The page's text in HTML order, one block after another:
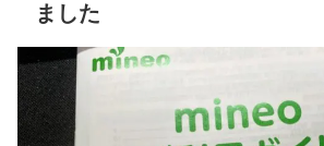
ました